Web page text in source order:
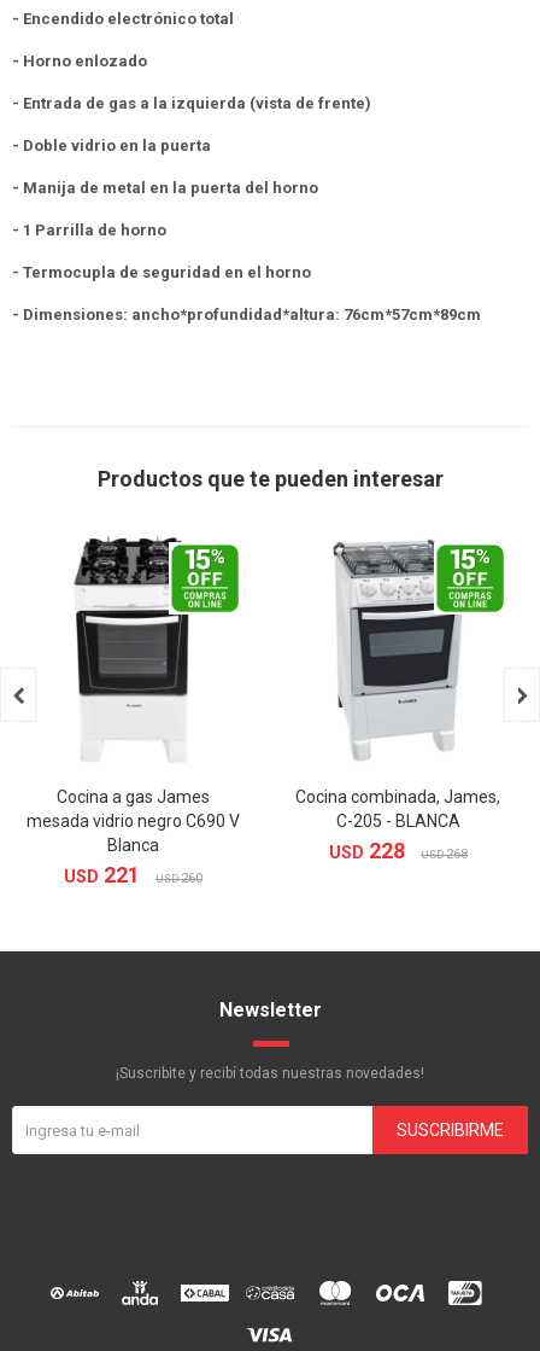
- Encendido electrónico total
- Horno enlozado
- Entrada de gas a la izquierda (vista de frente)
- Doble vidrio en la puerta
- Manija de metal en la puerta del horno
- 1 Parrilla de horno
- Termocupla de seguridad en el horno
- Dimensiones: ancho*profundidad*altura: 76cm*57cm*89cm
Productos que te pueden interesar
Cocina a gas James
mesada vidrio negro C690 V
Blanca
USD 221 USD 260
Cocina combinada, James,
C-205 - BLANCA
USD 228 USD 268
 
Newsletter
¡Suscribite y recibí todas nuestras novedades!
SUSCRIBIRME